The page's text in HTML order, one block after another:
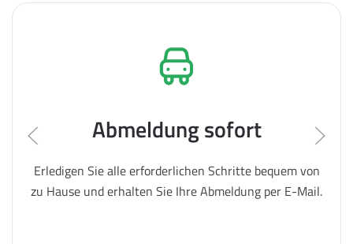
Abmeldung sofort
Erledigen Sie alle erforderlichen Schritte bequem von
zu Hause und erhalten Sie Ihre Abmeldung per E-Mail.